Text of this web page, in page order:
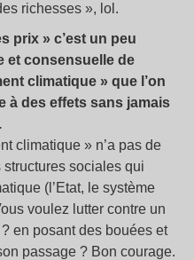
richesses », lol.
prix » c’est un peu
et consensuelle de
climatique » que l’on
à des effets sans jamais
climatique » n’a pas de
sociales qui
(l’Etat, le système
voulez lutter contre un
? en posant des bouées et
passage ? Bon courage.